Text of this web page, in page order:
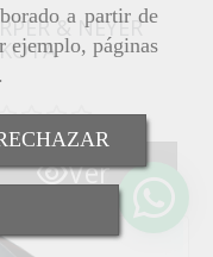
a partir de
ejemplo, páginas
.
& NEYER
Ver